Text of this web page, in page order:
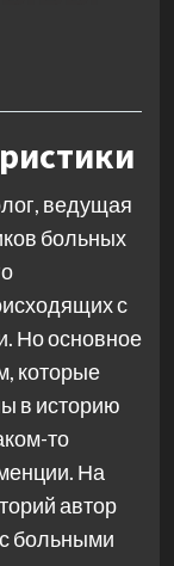
ведущая
больных
с
Но основное
которые
в историю
то
На
автор
больными